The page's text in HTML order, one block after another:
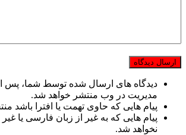
دیدگاه های ارسال شده توسط شما، پس
مدیریت در وب منتشر خواهد شد.
پیام هایی که حاوی تهمت یا افترا باشد
پیام هایی که به غیر از زبان فارسی یا
نخواهد شد.